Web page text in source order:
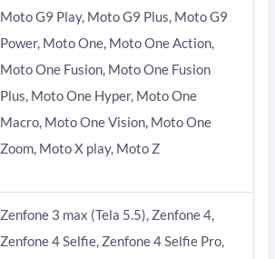
Moto G9 Play, Moto G9 Plus, Moto G9
Power, Moto One, Moto One Action,
Moto One Fusion, Moto One Fusion
Plus, Moto One Hyper, Moto One
Macro, Moto One Vision, Moto One
Zoom, Moto X play, Moto Z
Zenfone 3 max (Tela 5.5), Zenfone 4,
Zenfone 4 Selfie, Zenfone 4 Selfie Pro,